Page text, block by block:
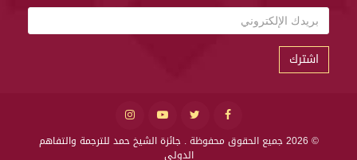
اشترك
© 2026 جميع الحقوق محفوظة .
جائزة الشيخ حمد للترجمة والتفاهم
الدولي